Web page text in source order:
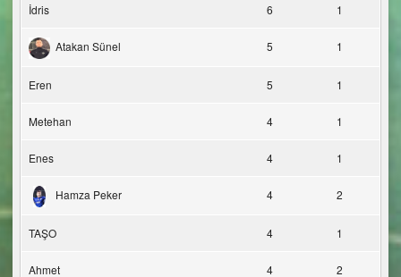
İdris 6 1
Atakan Sünel 5 1
Eren 5 1
Metehan 4 1
Enes 4 1
Hamza Peker 4 2
TAŞO 4 1
Ahmet 4 2